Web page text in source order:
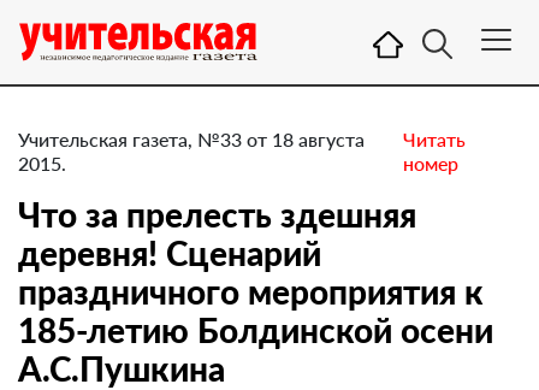
Учительская газета, №33 от 18 августа
2015.
Читать
номер
Что за прелесть здешняя
деревня! Сценарий
праздничного мероприятия к
185-летию Болдинской осени
А.С.Пушкина